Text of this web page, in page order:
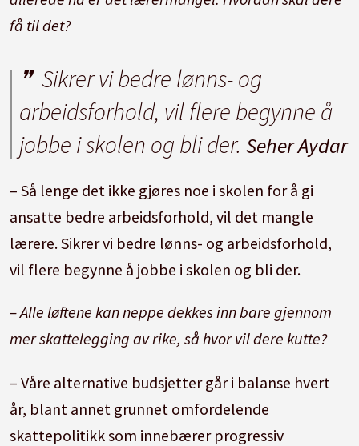
få til det?
Sikrer vi bedre lønns- og
arbeidsforhold, vil flere begynne å
jobbe i skolen og bli der.Seher Aydar
– Så lenge det ikke gjøres noe i skolen for å gi
ansatte bedre arbeidsforhold, vil det mangle
lærere. Sikrer vi bedre lønns- og arbeidsforhold,
vil flere begynne å jobbe i skolen og bli der.
– Alle løftene kan neppe dekkes inn bare gjennom
mer skattelegging av rike, så hvor vil dere kutte?
– Våre alternative budsjetter går i balanse hvert
år, blant annet grunnet omfordelende
skattepolitikk som innebærer progressiv